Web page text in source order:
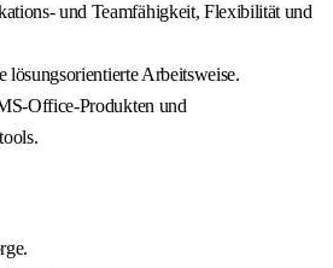
und Teamfähigkeit, Flexibilität und
lösungsorientierte Arbeitsweise.
Office-Produkten und